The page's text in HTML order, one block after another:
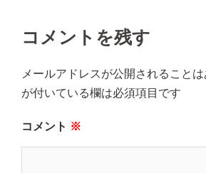
ゲ
ー
シ
ョ
ン
コメントを残す
メールアドレスが公開されることは
が付いている欄は必須項目です
コメント ※